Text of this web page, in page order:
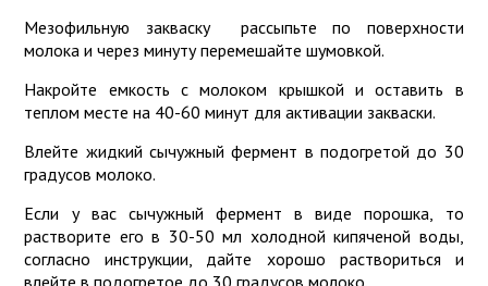
Мезофильную закваску рассыпьте по поверхности
молока и через минуту перемешайте шумовкой.
Накройте емкость с молоком крышкой и оставить в
теплом месте на 40-60 минут для активации закваски.
Влейте жидкий сычужный фермент в подогретой до 30
градусов молоко.
Если у вас сычужный фермент в виде порошка, то
растворите его в 30-50 мл холодной кипяченой воды,
согласно инструкции, дайте хорошо раствориться и
влейте в подогретое до 30 градусов молоко.